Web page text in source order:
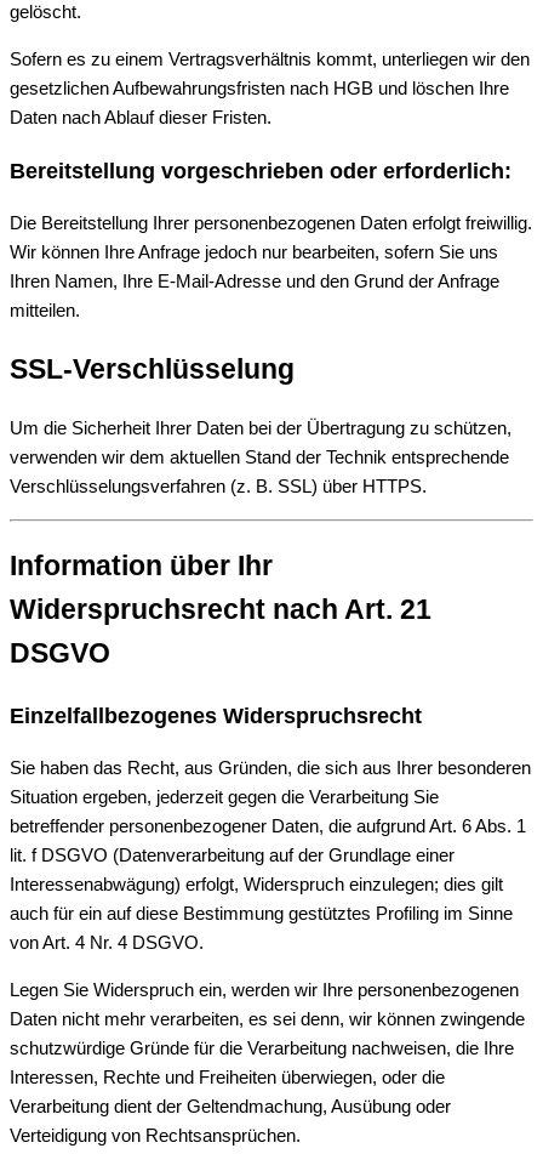
gelöscht.
Sofern es zu einem Vertragsverhältnis kommt, unterliegen wir den
gesetzlichen Aufbewahrungsfristen nach HGB und löschen Ihre
Daten nach Ablauf dieser Fristen.
Bereitstellung vorgeschrieben oder erforderlich:
Die Bereitstellung Ihrer personenbezogenen Daten erfolgt freiwillig.
Wir können Ihre Anfrage jedoch nur bearbeiten, sofern Sie uns
Ihren Namen, Ihre E-Mail-Adresse und den Grund der Anfrage
mitteilen.
SSL-Verschlüsselung
Um die Sicherheit Ihrer Daten bei der Übertragung zu schützen,
verwenden wir dem aktuellen Stand der Technik entsprechende
Verschlüsselungsverfahren (z. B. SSL) über HTTPS.
Information über Ihr
Widerspruchsrecht nach Art. 21
DSGVO
Einzelfallbezogenes Widerspruchsrecht
Sie haben das Recht, aus Gründen, die sich aus Ihrer besonderen
Situation ergeben, jederzeit gegen die Verarbeitung Sie
betreffender personenbezogener Daten, die aufgrund Art. 6 Abs. 1
lit. f DSGVO (Datenverarbeitung auf der Grundlage einer
Interessenabwägung) erfolgt, Widerspruch einzulegen; dies gilt
auch für ein auf diese Bestimmung gestütztes Profiling im Sinne
von Art. 4 Nr. 4 DSGVO.
Legen Sie Widerspruch ein, werden wir Ihre personenbezogenen
Daten nicht mehr verarbeiten, es sei denn, wir können zwingende
schutzwürdige Gründe für die Verarbeitung nachweisen, die Ihre
Interessen, Rechte und Freiheiten überwiegen, oder die
Verarbeitung dient der Geltendmachung, Ausübung oder
Verteidigung von Rechtsansprüchen.